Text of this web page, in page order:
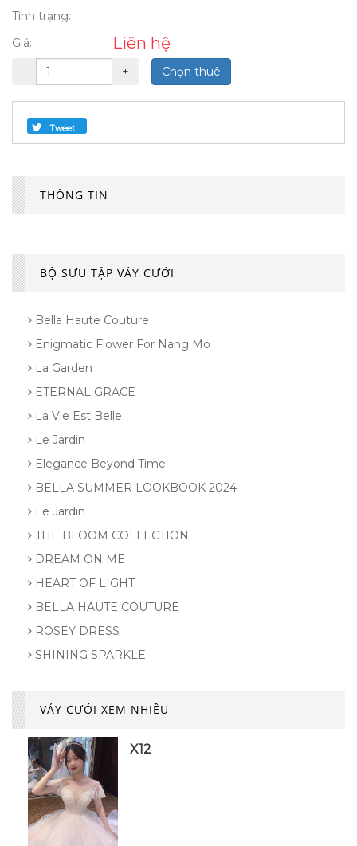
Tình trạng:
Giá:
Liên hệ
- + Chọn thuê
Tweet
THÔNG TIN
BỘ SƯU TẬP VÁY CƯỚI
Bella Haute Couture
Enigmatic Flower For Nang Mo
La Garden
ETERNAL GRACE
La Vie Est Belle
Le Jardin
Elegance Beyond Time
BELLA SUMMER LOOKBOOK 2024
Le Jardin
THE BLOOM COLLECTION
DREAM ON ME
HEART OF LIGHT
BELLA HAUTE COUTURE
ROSEY DRESS
SHINING SPARKLE
VÁY CƯỚI XEM NHIỀU
X12